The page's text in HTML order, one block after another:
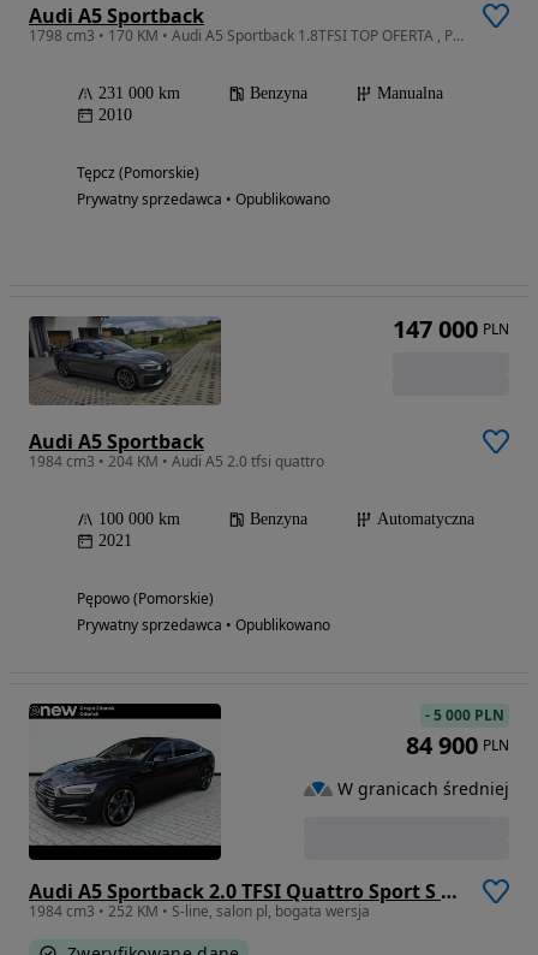
Audi A5 Sportback
1798 cm3 • 170 KM • Audi A5 Sportback 1.8TFSI TOP OFERTA , Pełna Historia Serwisu.
231 000 km Benzyna
Manualna
2010
Tępcz (Pomorskie)
Prywatny sprzedawca • Opublikowano
Audi A5 Sportback
1984 cm3 • 204 KM • Audi A5 2.0 tfsi quattro
100 000 km Benzyna
Automatyczna
2021
Pępowo (Pomorskie)
Prywatny sprzedawca • Opublikowano
147 000 PLN
Audi A5 Sportback 2.0 TFSI Quattro Sport S tronic
1984 cm3 • 252 KM • S-line, salon pl, bogata wersja
-5 000 PLN
84 900 PLN
W granicach średniej